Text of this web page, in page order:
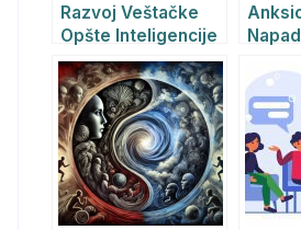
Razvoj Veštačke
Opšte Inteligencije
sa Veštačkom
Svešću i
Nesvesnim
ih
REBT